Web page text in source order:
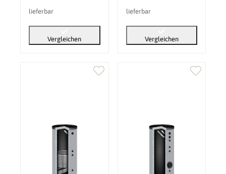
lieferbar
Vergleichen
lieferbar
Vergleichen